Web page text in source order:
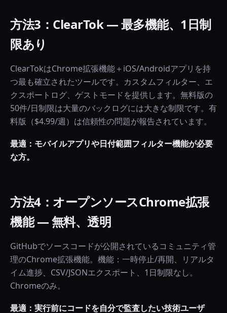
方法3：ClearTok — 最多機能、1日制
限あり
ClearTokはChrome拡張機能＋iOS/Androidアプリを持
つ最も確立されたツールです。カスタムフィルター、エ
クスポートログ、ゲストモードを提供します。無料版の
50件/日制限は大量のバックログには大きな制限です。有
料版（$4.99/週）は信頼性の問題が報告されています。
最適：モバイルアプリや日付範囲フィルター機能が必要
な方。
方法4：オープンソースChrome拡張
機能 — 無料、透明
GitHubでソースコードが公開されているコミュニティ管
理のChrome拡張機能。機能：一時停止/再開、リアルタ
イム進捗、CSV/JSONエクスポート、1日制限なし。
Chromeのみ。
最適：実行前にコードを自分で監査したい技術ユーザ